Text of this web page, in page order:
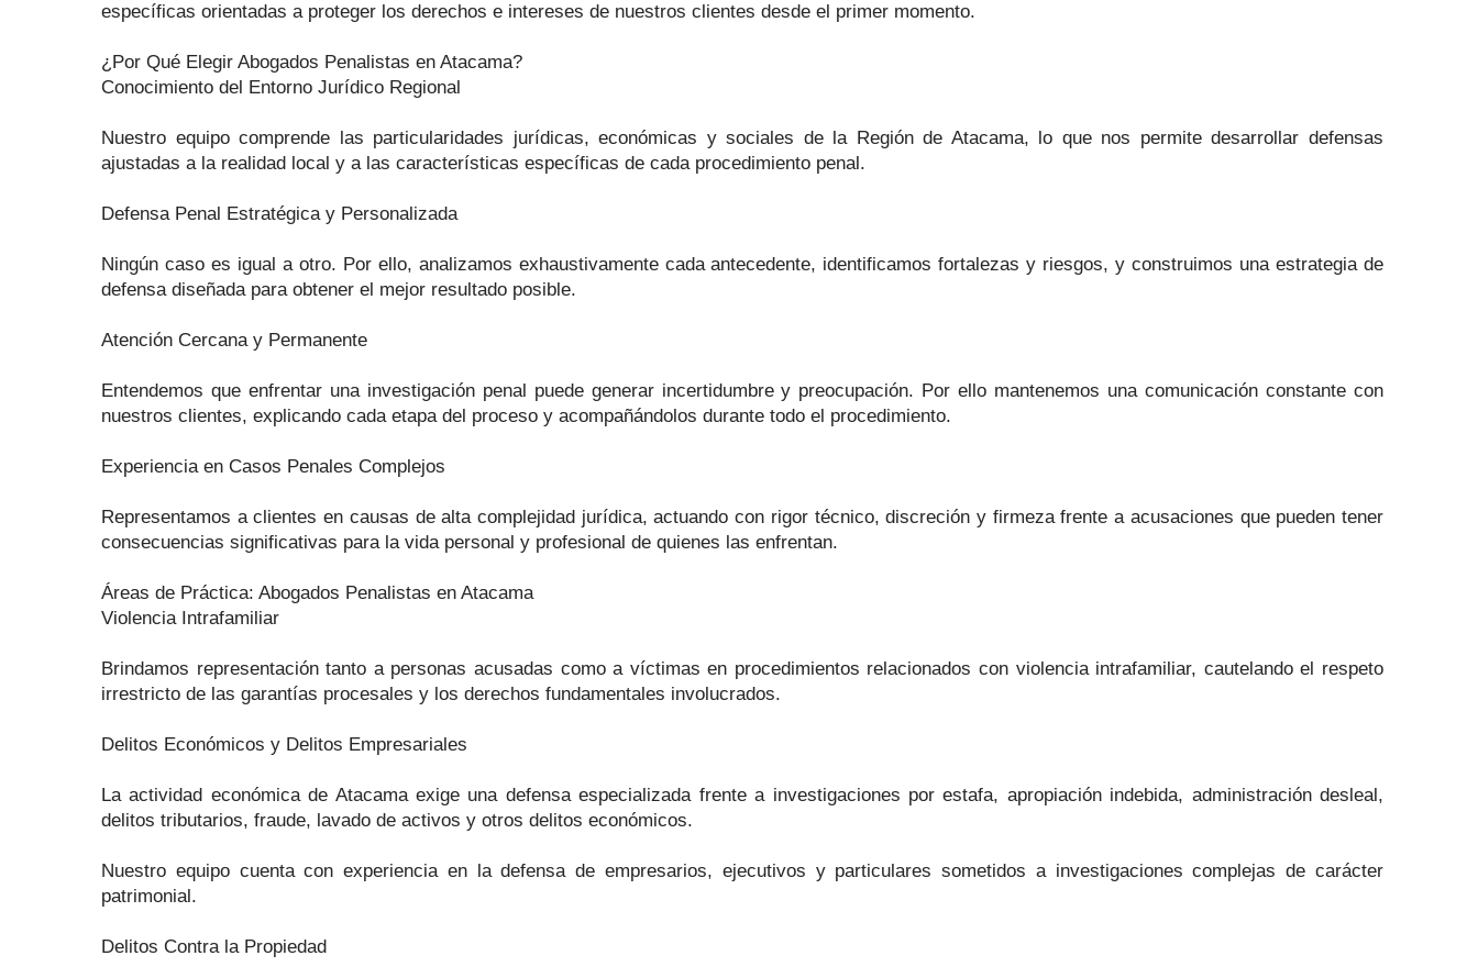
específicas orientadas a proteger los derechos e intereses de nuestros clientes desde el primer momento.
¿Por Qué Elegir Abogados Penalistas en Atacama?
Conocimiento del Entorno Jurídico Regional
Nuestro equipo comprende las particularidades jurídicas, económicas y sociales de la Región de Atacama, lo que nos permite desarrollar defensas
ajustadas a la realidad local y a las características específicas de cada procedimiento penal.
Defensa Penal Estratégica y Personalizada
Ningún caso es igual a otro. Por ello, analizamos exhaustivamente cada antecedente, identificamos fortalezas y riesgos, y construimos una estrategia de
defensa diseñada para obtener el mejor resultado posible.
Atención Cercana y Permanente
Entendemos que enfrentar una investigación penal puede generar incertidumbre y preocupación. Por ello mantenemos una comunicación constante con
nuestros clientes, explicando cada etapa del proceso y acompañándolos durante todo el procedimiento.
Experiencia en Casos Penales Complejos
Representamos a clientes en causas de alta complejidad jurídica, actuando con rigor técnico, discreción y firmeza frente a acusaciones que pueden tener
consecuencias significativas para la vida personal y profesional de quienes las enfrentan.
Áreas de Práctica: Abogados Penalistas en Atacama
Violencia Intrafamiliar
Brindamos representación tanto a personas acusadas como a víctimas en procedimientos relacionados con violencia intrafamiliar, cautelando el respeto
irrestricto de las garantías procesales y los derechos fundamentales involucrados.
Delitos Económicos y Delitos Empresariales
La actividad económica de Atacama exige una defensa especializada frente a investigaciones por estafa, apropiación indebida, administración desleal,
delitos tributarios, fraude, lavado de activos y otros delitos económicos.
Nuestro equipo cuenta con experiencia en la defensa de empresarios, ejecutivos y particulares sometidos a investigaciones complejas de carácter
patrimonial.
Delitos Contra la Propiedad